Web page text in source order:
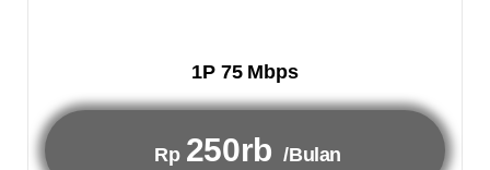
1P 75 Mbps
Rp 250rb /Bulan